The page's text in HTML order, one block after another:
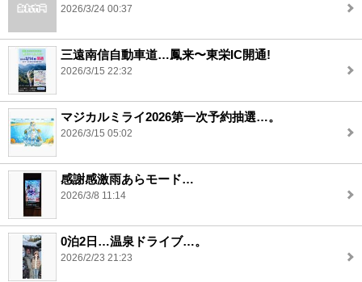
2026/3/24 00:37
三遠南信自動車道…鳳来〜東栄IC開通!
2026/3/15 22:32
マジカルミライ2026第一次予約抽選…。
2026/3/15 05:02
感謝感激雨あらモード…
2026/3/8 11:14
0泊2日…温泉ドライブ…。
2026/2/23 21:23